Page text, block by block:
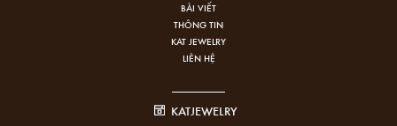
BÀI VIẾT
THÔNG TIN
KAT JEWELRY
LIÊN HỆ
KATJEWELRY